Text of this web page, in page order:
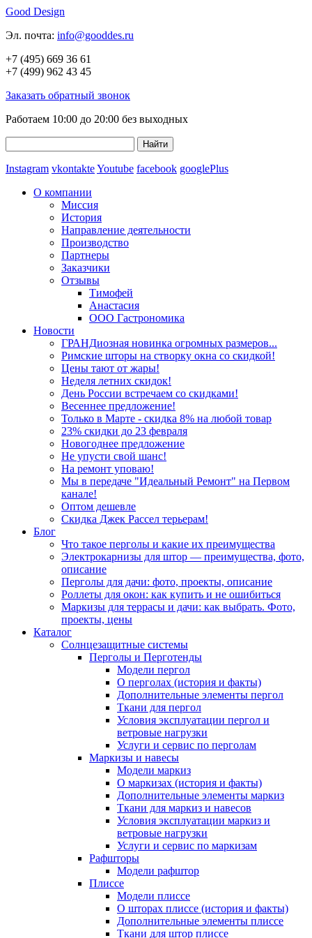
Good Design
Эл. почта: info@gooddes.ru
+7 (495) 669 36 61
+7 (499) 962 43 45
Заказать обратный звонок
Работаем 10:00 до 20:00 без выходных
Instagram vkontakteYoutube facebook googlePlus
О компании
Миссия
История
Направление деятельности
Производство
Партнеры
Заказчики
Отзывы
Тимофей
Анастасия
ООО Гастрономика
Новости
ГРАНДиозная новинка огромных размеров...
Римские шторы на створку окна со скидкой!
Цены тают от жары!
Неделя летних скидок!
День России встречаем со скидками!
Весеннее предложение!
Только в Марте - скидка 8% на любой товар
23% скидки до 23 февраля
Новогоднее предложение
Не упусти свой шанс!
На ремонт уповаю!
Мы в передаче "Идеальный Ремонт" на Первом
канале!
Оптом дешевле
Скидка Джек Рассел терьерам!
Блог
Что такое перголы и какие их преимущества
Электрокарнизы для штор — преимущества, фото,
описание
Перголы для дачи: фото, проекты, описание
Роллеты для окон: как купить и не ошибиться
Маркизы для террасы и дачи: как выбрать. Фото,
проекты, цены
Каталог
Солнцезащитные системы
Перголы и Перготенды
Модели пергол
О перголах (история и факты)
Дополнительные элементы пергол
Ткани для пергол
Условия эксплуатации пергол и
ветровые нагрузки
Услуги и сервис по перголам
Маркизы и навесы
Модели маркиз
О маркизах (история и факты)
Дополнительные элементы маркиз
Ткани для маркиз и навесов
Условия эксплуатации маркиз и
ветровые нагрузки
Услуги и сервис по маркизам
Рафшторы
Модели рафштор
Плиссе
Модели плиссе
О шторах плиссе (история и факты)
Дополнительные элементы плиссе
Ткани для штор плиссе